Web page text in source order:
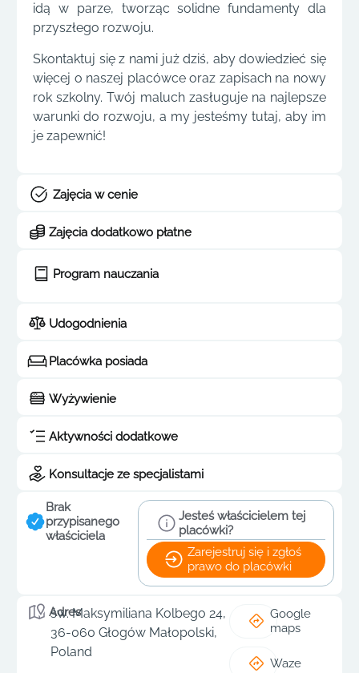
idą w parze, tworząc solidne fundamenty dla
przyszłego rozwoju.
Skontaktuj się z nami już dziś, aby dowiedzieć się
więcej o naszej placówce oraz zapisach na nowy
rok szkolny. Twój maluch zasługuje na najlepsze
warunki do rozwoju, a my jesteśmy tutaj, aby im
je zapewnić!
Zajęcia w cenie
Zajęcia dodatkowo płatne
Program nauczania
Udogodnienia
Placówka posiada
Wyżywienie
Aktywności dodatkowe
Konsultacje ze specjalistami
Brak
przypisanego
właściciela
Jesteś właścicielem tej
placówki?
Zarejestruj się i zgłoś
prawo do placówki
Adres
św. Maksymiliana Kolbego 24,
36-060 Głogów Małopolski,
Poland
Google
maps
Waze